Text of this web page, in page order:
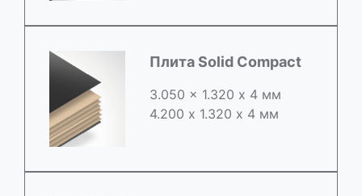
Плита Solid Compact
3.050 x 1.320 х 4 мм
4.200 x 1.320 х 4 мм